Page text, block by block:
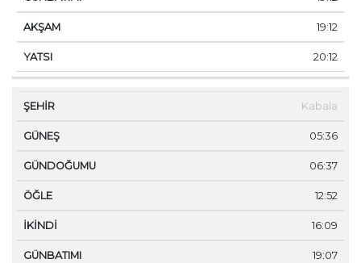
19:12
20:12
Kabala
05:36
06:37
12:52
16:09
19:07